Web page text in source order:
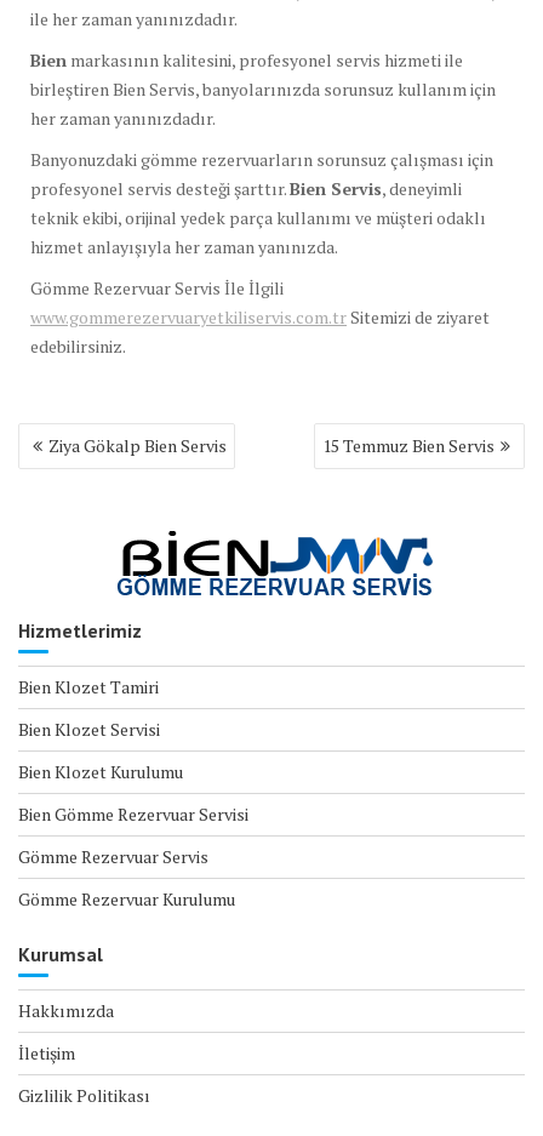
ile her zaman yanınızdadır.
Bien markasının kalitesini, profesyonel servis hizmeti ile
birleştiren Bien Servis, banyolarınızda sorunsuz kullanım için
her zaman yanınızdadır.
Banyonuzdaki gömme rezervuarların sorunsuz çalışması için
profesyonel servis desteği şarttır.Bien Servis, deneyimli
teknik ekibi, orijinal yedek parça kullanımı ve müşteri odaklı
hizmet anlayışıyla her zaman yanınızda.
Gömme Rezervuar Servis İle İlgili
www.gommerezervuaryetkiliservis.com.trSitemizi de ziyaret
edebilirsiniz.
Yazı
gezinmesi
Ziya Gökalp Bien Servis 15 Temmuz Bien Servis
Hizmetlerimiz
Bien Klozet Tamiri
Bien Klozet Servisi
Bien Klozet Kurulumu
Bien Gömme Rezervuar Servisi
Gömme Rezervuar Servis
Gömme Rezervuar Kurulumu
Kurumsal
Hakkımızda
İletişim
Gizlilik Politikası